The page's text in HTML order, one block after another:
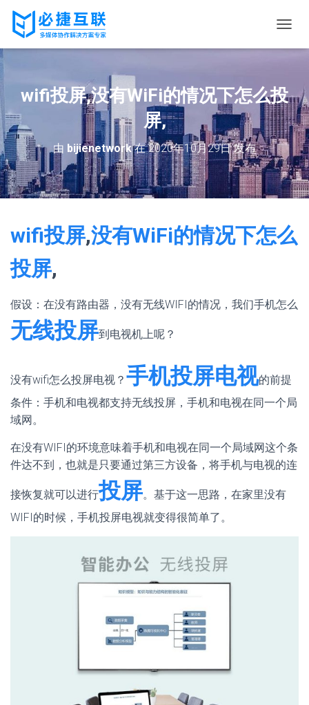
换
wifi投屏,没有WiFi的情况下怎么投
屏,
由 bijienetwork在2020年10月29日发布
wifi投屏,没有WiFi的情况下怎么
投屏,
假设：在没有路由器，没有无线WIFI的情况，我们手机怎么
无线投屏到电视机上呢？
没有wifi怎么投屏电视？ 手机投屏电视的前提
条件：手机和电视都支持无线投屏，手机和电视在同一个局
域网。
在没有WIFI的环境意味着手机和电视在同一个局域网这个条
件达不到，也就是只要通过第三方设备，将手机与电视的连
接恢复就可以进行投屏。基于这一思路，在家里没有
WIFI的时候，手机投屏电视就变得很简单了。